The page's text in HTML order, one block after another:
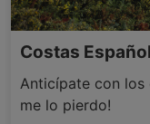
Costas
Anticípate con los
me lo pierdo!